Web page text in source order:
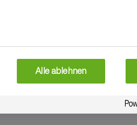
Alle ablehnen